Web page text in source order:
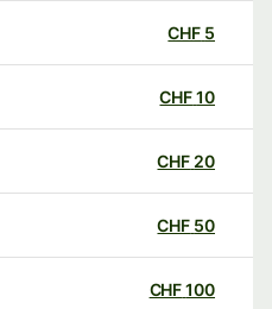
CHF
CHF
20
CHF
50
CHF
100
CHF